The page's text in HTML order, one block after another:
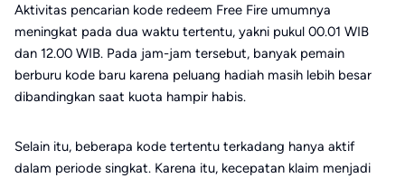
Aktivitas pencarian kode redeem Free Fire umumnya
meningkat pada dua waktu tertentu, yakni pukul 00.01 WIB
dan 12.00 WIB. Pada jam-jam tersebut, banyak pemain
berburu kode baru karena peluang hadiah masih lebih besar
dibandingkan saat kuota hampir habis.
Selain itu, beberapa kode tertentu terkadang hanya aktif
dalam periode singkat. Karena itu, kecepatan klaim menjadi